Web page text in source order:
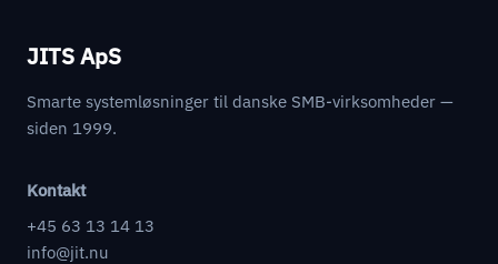
JITS ApS
Smarte systemløsninger til danske SMB-virksomheder —
siden 1999.
Kontakt
+45 63 13 14 13
info@jit.nu